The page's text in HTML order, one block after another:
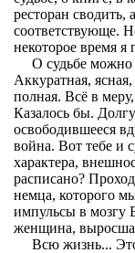
ресторан сводить,
соответствующе.
некоторое время
О судьбе
Аккуратная,
полная. Всё в
Казалось бы.
освободившееся
война. Вот тебе и
характера,
расписано?
немца, которого
импульсы в мозгу
женщина,
Всю жизнь...